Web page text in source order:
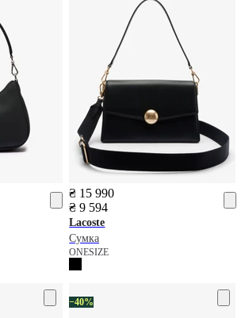
₴ 15 990
₴ 9 594
Lacoste
Сумка
ONESIZE
−40%